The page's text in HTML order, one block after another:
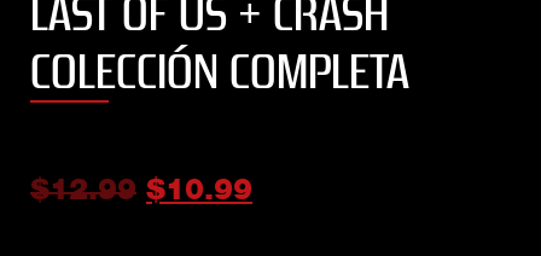
LAST OF US + CRASH
COLECCIÓN COMPLETA
$12.99 $10.99